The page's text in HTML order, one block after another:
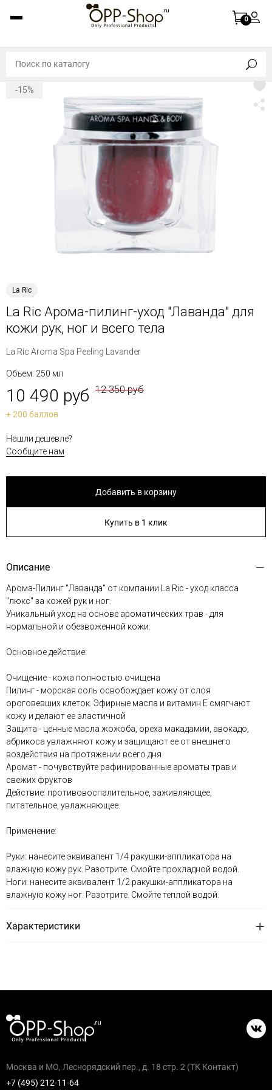
0
-15%
La Ric
La Ric Арома-пилинг-уход "Лаванда" для
кожи рук, ног и всего тела
La Ric Aroma Spa Peeling Lavander
Объем: 250 мл
10 490 руб 12 350 руб
+ 200 баллов
Нашли дешевле?
Сообщите нам
Добавить в корзину
Купить в 1 клик
Описание
Арома-Пилинг "Лаванда" от компании La Ric - уход класса
"люкс" за кожей рук и ног.
Уникальный уход на основе ароматических трав - для
нормальной и обезвоженной кожи.
Основное действие:
Очищение - кожа полностью очищена
Пилинг - морская соль освобождает кожу от слоя
ороговевших клеток. Эфирные масла и витамин E смягчают
кожу и делают ее эластичной
Защита - ценные масла жожоба, ореха макадамии, авокадо,
абрикоса увлажняют кожу и защищают ее от внешнего
воздействия на протяжении всего дня
Аромат - почувствуйте рафинированные ароматы трав и
свежих фруктов
Действие: противовоспалительное, заживляющее,
питательное, увлажняющее.
Применение:
Руки: нанесите эквивалент 1/4 ракушки-аппликатора на
влажную кожу рук. Разотрите. Смойте прохладной водой.
Ноги: нанесите эквивалент 1/2 ракушки-аппликатора на
влажную кожу ног. Разотрите. Смойте теплой водой.
Характеристики
Москва и МО, Леснорядский пер., д. 18 стр. 2 (ТК Контакт)
+7 (495) 212-11-64